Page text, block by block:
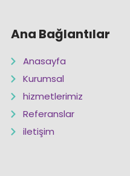
Ana Bağlantılar
Anasayfa
Kurumsal
hizmetlerimiz
Referanslar
iletişim